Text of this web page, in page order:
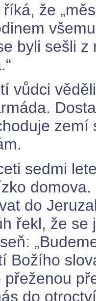
říká, že
byli sešli z
vůdci
zemí
sedmi
do
řekl, že se
Božího
přeženou
do